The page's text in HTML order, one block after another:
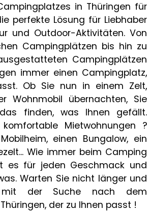
in Thüringen für
perfekte Lösung für Liebhaber
und Outdoor-Aktivitäten. Von
Campingplätzen bis hin zu
Campingplätzen
immer einen Campingplatz,
Ob Sie nun in einem Zelt,
Wohnmobil übernachten, Sie
finden, was Ihnen gefällt.
Mietwohnungen ?
einen Bungalow, ein
Wie immer beim Camping
es für jeden Geschmack und
Warten Sie nicht länger und
mit der Suche nach dem
der zu Ihnen passt !